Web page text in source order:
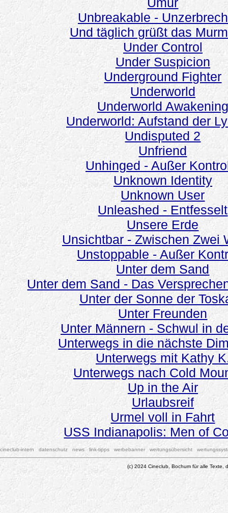
Unbreakable -
Und täglich grüßt das
Under Control
Under Suspicion
Underground Fighter
Underworld
Underworld Awakening
Underworld: Aufstand der
Undisputed 2
Unfriend
Unhinged - Außer
Unknown Identity
Unknown User
Unleashed - Entfesselt
Unsere Erde
Unsichtbar - Zwischen Zwei
Unstoppable - Außer
Unter dem Sand
Unter dem Sand - Das
Unter der Sonne der
Unter Freunden
Unter Männern - Schwul in
Unterwegs in die nächste
Unterwegs mit Kathy
Unterwegs nach Cold
Up in the Air
Urlaubsreif
Urmel voll in Fahrt
USS Indianapolis: Men of
cineclub-intern datenschutz news link-tipps werbebanner wertungsübersicht
(c) 2024 Cineclub, Bochum für alle Texte,